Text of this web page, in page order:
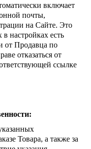
включает
почты,
на Сайте. Это
настройках есть
от Продавца по
отказаться от
ссылке
Товара, а также за